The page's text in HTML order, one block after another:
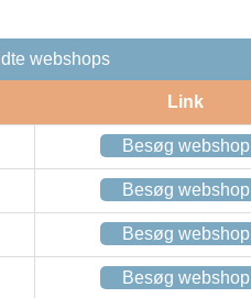
webshops
Link
Besøg webshop
Besøg webshop
Besøg webshop
Besøg webshop